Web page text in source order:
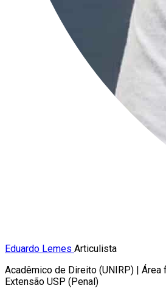
Eduardo Lemes Articulista
Acadêmico de Direito (UNIRP) |
Extensão USP (Penal)